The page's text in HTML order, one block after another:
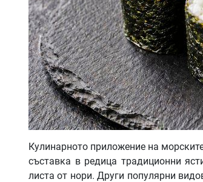
Кулинарното приложение на
съставка в редица традиционни
листа от нори. Други популярни